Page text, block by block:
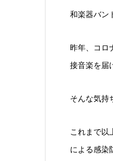
和楽器バン
昨年、コロ
接音楽を届
そんな気持
これまで以
による感染